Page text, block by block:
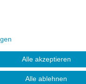
Daten­schutz­erklärung
Alle akzeptieren
Alle ablehnen